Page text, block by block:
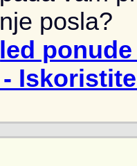
posla?